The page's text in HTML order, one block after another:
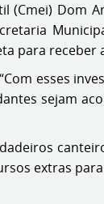
(Cmei) Dom
para receber
esses
sejam
extras